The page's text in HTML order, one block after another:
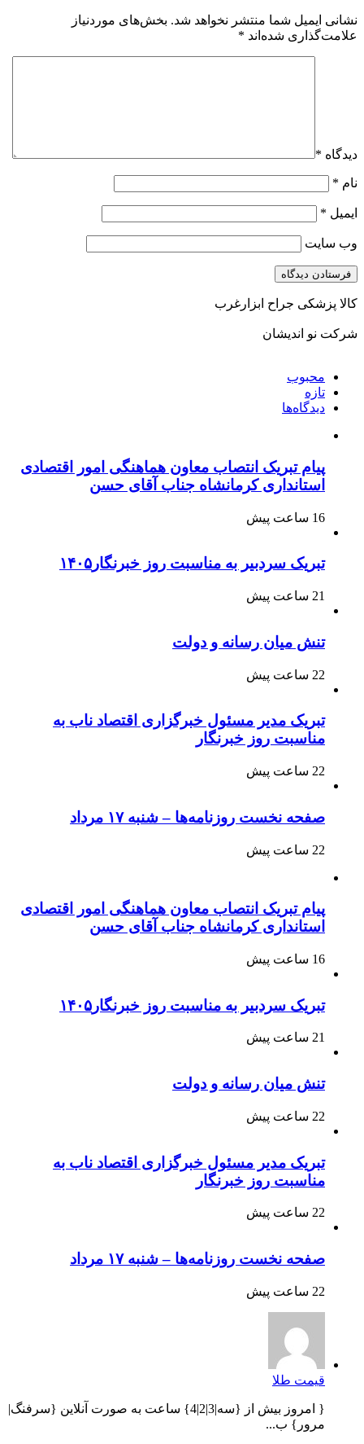
نشانی ایمیل شما منتشر نخواهد شد. بخش‌های موردنیاز
علامت‌گذاری شده‌اند *
دیدگاه *
نام *
ایمیل *
وب‌ سایت
کالا پزشکی جراح ابزارغرب
شرکت نو اندیشان
محبوب
تازه
دیدگاه‌ها
پیام تبریک انتصاب معاون هماهنگی امور اقتصادی
استانداری کرمانشاه جناب آقای حسن
16 ساعت پیش
تبریک سردبیر به مناسبت روز خبرنگار۱۴۰۵
21 ساعت پیش
تنش میان رسانه و دولت
22 ساعت پیش
تبریک مدیر مسئول خبرگزاری اقتصاد ناب به
مناسبت روز خبرنگار
22 ساعت پیش
صفحه نخست روزنامه‌ها – شنبه ۱۷ مرداد
22 ساعت پیش
پیام تبریک انتصاب معاون هماهنگی امور اقتصادی
استانداری کرمانشاه جناب آقای حسن
16 ساعت پیش
تبریک سردبیر به مناسبت روز خبرنگار۱۴۰۵
21 ساعت پیش
تنش میان رسانه و دولت
22 ساعت پیش
تبریک مدیر مسئول خبرگزاری اقتصاد ناب به
مناسبت روز خبرنگار
22 ساعت پیش
صفحه نخست روزنامه‌ها – شنبه ۱۷ مرداد
22 ساعت پیش
قیمت طلا
{ امروز بیش از {سه|3|2|4} ساعت به صورت آنلاین {سرفنگ|
مرور} ب...